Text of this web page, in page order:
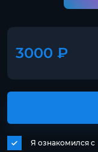
3000 ₽
Я ознакомился с